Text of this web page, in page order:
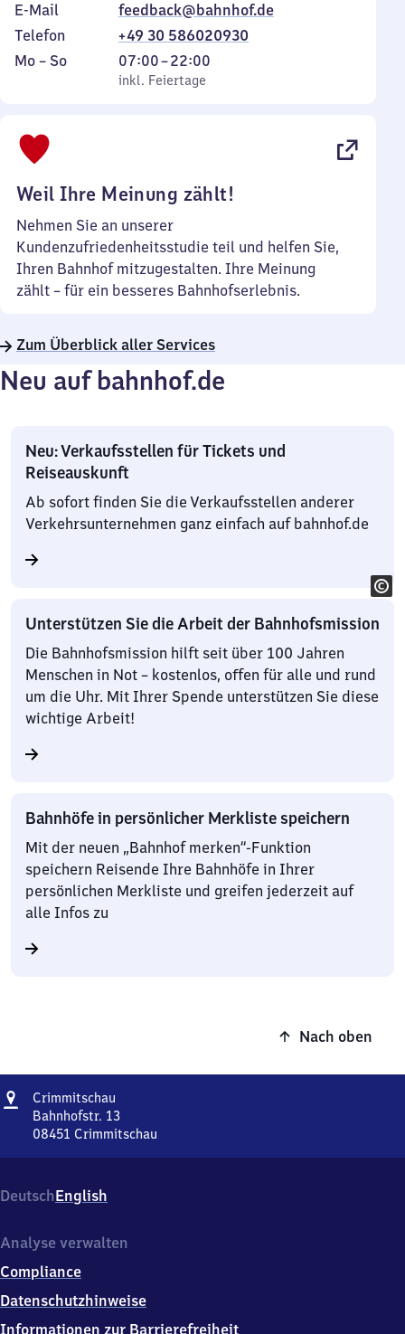
E-Mail
feedback@bahnhof.de
Telefon
+49 30 586020930
Montag
Mo – So,
inkl. Feiertage
07:00–22:00
Von
7
inkl. Feiertage
Weil Ihre Meinung zählt!
Nehmen Sie an unserer
Kundenzufriedenheitsstudie teil und helfen Sie,
Ihren Bahnhof mitzugestalten. Ihre Meinung
zählt – für ein besseres Bahnhofserlebnis.
Zum Überblick aller Services
Neu auf bahnhof.de
Neu: Verkaufsstellen für Tickets und
Reiseauskunft
Ab sofort finden Sie die Verkaufsstellen anderer
Verkehrsunternehmen ganz einfach auf bahnhof.de
Unterstützen Sie die Arbeit der Bahnhofsmission
Die Bahnhofsmission hilft seit über 100 Jahren
Menschen in Not – kostenlos, offen für alle und rund
um die Uhr. Mit Ihrer Spende unterstützen Sie diese
wichtige Arbeit!
Bahnhöfe in persönlicher Merkliste speichern
Mit der neuen „Bahnhof merken“-Funktion
speichern Reisende Ihre Bahnhöfe in Ihrer
persönlichen Merkliste und greifen jederzeit auf
alle Infos zu
Nach oben
Adresse
Crimmitschau
Bahnhofstr. 13
08451 Crimmitschau
13,
0
4
1
Crimmitschau
DeutschEnglish
Analyse verwalten
Compliance
Datenschutzhinweise
Informationen zur Barrierefreiheit